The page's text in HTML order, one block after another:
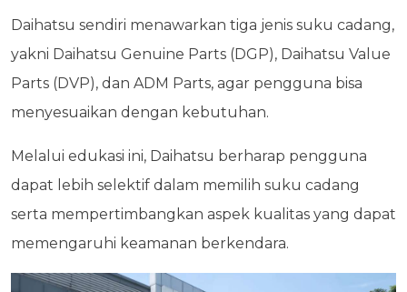
Daihatsu sendiri menawarkan tiga jenis suku cadang,
yakni Daihatsu Genuine Parts (DGP), Daihatsu Value
Parts (DVP), dan ADM Parts, agar pengguna bisa
menyesuaikan dengan kebutuhan.
Melalui edukasi ini, Daihatsu berharap pengguna
dapat lebih selektif dalam memilih suku cadang
serta mempertimbangkan aspek kualitas yang dapat
memengaruhi keamanan berkendara.